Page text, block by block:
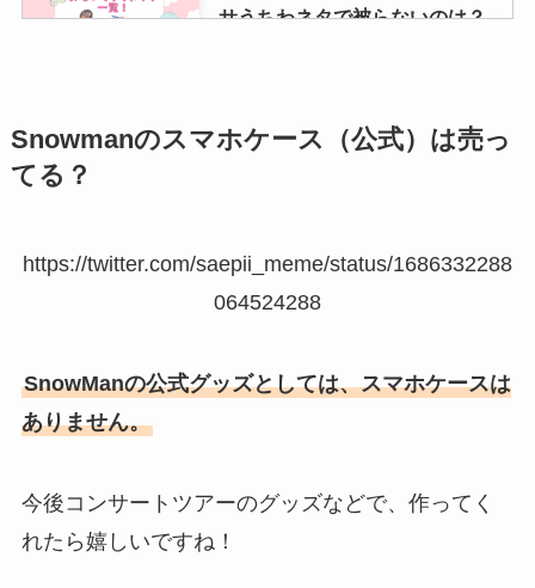
サうちわネタで被らないのは？
関ジャニのペンライト歴代の一
ジャニーズの物販で買えるのは？
係性は？
Snowmanのスマホケース（公式）は売っ
てる？
https://twitter.com/saepii_meme/status/1686332288
064524288
SnowManの公式グッズとしては、スマホケースは
ありません。
今後コンサートツアーのグッズなどで、作ってく
れたら嬉しいですね！